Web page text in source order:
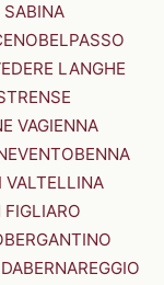
BELPASSO
LANGHE
VAGIENNA
BENNA
VALTELLINA
FIGLIARO
BERGANTINO
BERNAREGGIO